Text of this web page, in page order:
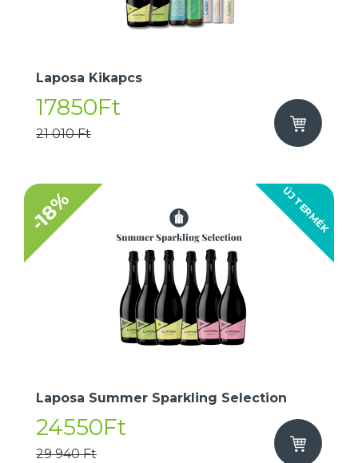
Laposa Kikapcs
17850Ft
21 010 Ft
ÚJ TERMÉK
-18%
Laposa Summer Sparkling Selection
24550Ft
29 940 Ft